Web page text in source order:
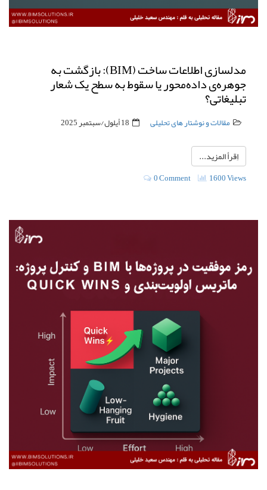
مدلسازی اطلاعات ساخت (BIM): بازگشت به
جوهره‌ی داده‌محور یا سقوط به سطح یک شعار
تبلیغاتی؟
مقالات و نوشتار های تحلیلی 18 أيلول/سبتمبر 2025
اِقرأ المزيد...
0 Comment 1600 Views